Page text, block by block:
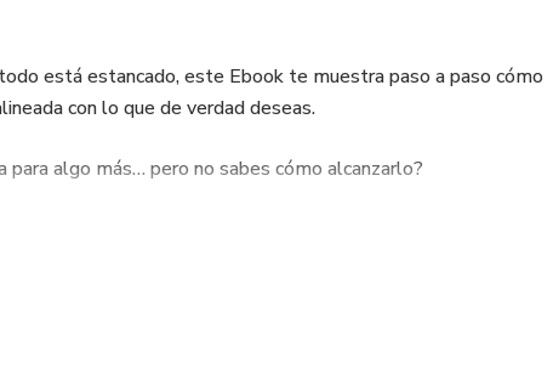
está estancado, este Ebook te muestra paso a paso cómo
con lo que de verdad deseas.
para algo más… pero no sabes cómo alcanzarlo?
visualizar, afirmaciones, meditaciones… pero los resultados